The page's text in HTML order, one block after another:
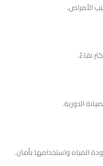
الأمراض.
نقاءً.
الدورية.
المياه واستخدامها بأمان.